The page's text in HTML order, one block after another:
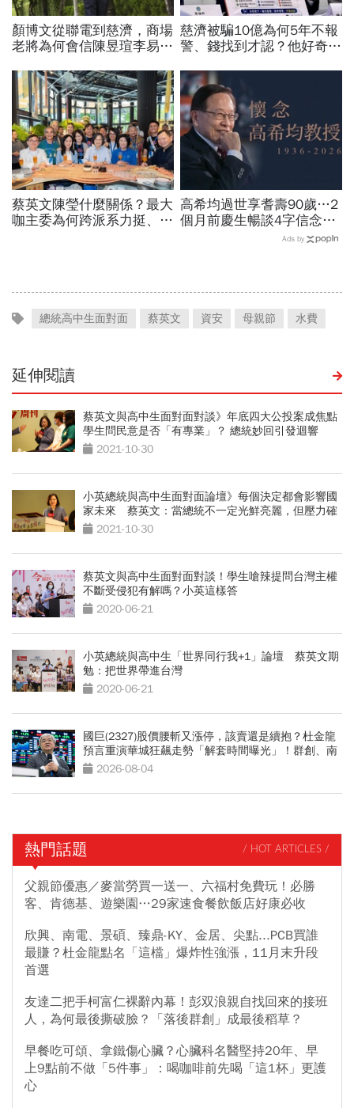
顏博文從聯電到慈濟，商場
老將為何會信陳昱瑄李易
聲：將捍衛信眾捐款、蔡英
文也說話
慈濟被騙10億為何5年不報
警、錢找到才認？他好奇：
「擋疫苗」黑鍋只求1件事
蔡英文陳瑩什麼關係？最大
咖主委為何跨派系力挺、連
高希均過世享耆壽90歲…2
個月前慶生暢談4字信念，
回憶錄給讀者忠告：自求多
Ads by
總統高中生面對面 蔡英文 資安 母親節 水費
延伸閱讀
蔡英文與高中生面對面對談》年底四大公投案成焦點
學生問民意是否「有專業」？ 總統妙回引發迴響
2021-10-30
小英總統與高中生面對面論壇》每個決定都會影響國
家未來 蔡英文：當總統不一定光鮮亮麗，但壓力確
實很大
2021-10-30
蔡英文與高中生面對面對談！學生嗆辣提問台灣主權
不斷受侵犯有解嗎？小英這樣答
2020-06-21
小英總統與高中生「世界同行我+1」論壇 蔡英文期
勉：把世界帶進台灣
2020-06-21
國巨(2327)股價腰斬又漲停，該賣還是續抱？杜金龍
預言重演華城狂飆走勢「解套時間曝光」！群創、南
亞科也點名
2026-08-04
熱門話題 / HOT ARTICLES /
父親節優惠／麥當勞買一送一、六福村免費玩！必勝
客、肯德基、遊樂園…29家速食餐飲飯店好康必收
欣興、南電、景碩、臻鼎-KY、金居、尖點...PCB買誰
最賺？杜金龍點名「這檔」爆炸性強漲，11月末升段
首選
友達二把手柯富仁裸辭內幕！彭双浪親自找回來的接班
人，為何最後撕破臉？「落後群創」成最後稻草？
早餐吃可頌、拿鐵傷心臟？心臟科名醫堅持20年、早
上9點前不做「5件事」：喝咖啡前先喝「這1杯」更護
心